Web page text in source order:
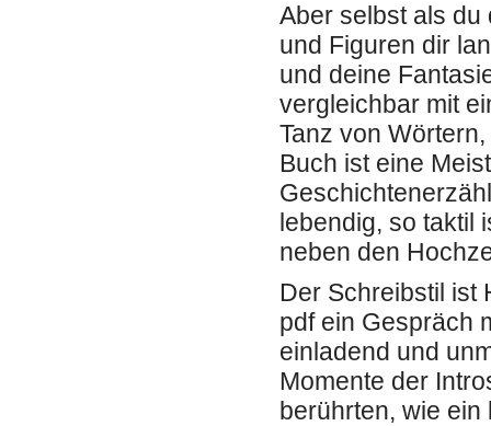
Aber selbst als
und Figuren dir
und deine
vergleichbar mit
Tanz von
Buch ist eine
lebendig, so taktil
neben den
Der Schreibstil ist
pdf ein Gespräch
einladend und
Momente der
berührten, wie